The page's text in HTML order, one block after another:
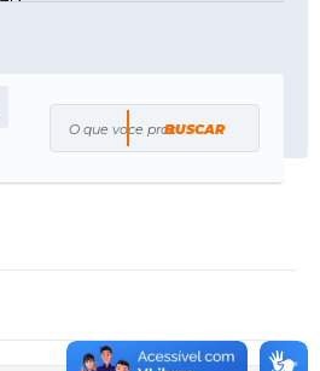
O que voce procura?